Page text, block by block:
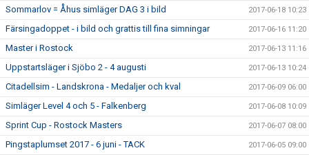
Sommarlov = Åhus simläger DAG 3 i bild 2017-06-18 10:23
Färsingadoppet - i bild och grattis till fina simningar 2017-06-16 11:20
Master i Rostock 2017-06-13 11:16
Uppstartsläger i Sjöbo 2 - 4 augusti 2017-06-13 10:24
Citadellsim - Landskrona - Medaljer och kval 2017-06-09 06:00
Simläger Level 4 och 5 - Falkenberg 2017-06-08 10:09
Sprint Cup - Rostock Masters 2017-06-07 08:00
Pingstaplumset 2017 - 6 juni - TACK 2017-06-05 09:00